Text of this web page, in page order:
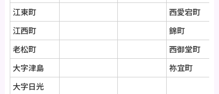
江東町
西愛宕町
江西町
錦町
老松町
西御堂町
大字津島
祢宜町
大字日光